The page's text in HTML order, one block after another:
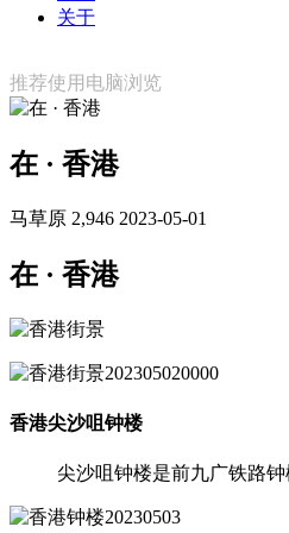
关于
推荐使用电脑浏览
在 · 香港
马草原 2,946 2023-05-01
在 · 香港
香港尖沙咀钟楼
尖沙咀钟楼是前九广铁路